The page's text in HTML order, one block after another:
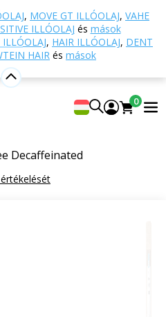
, MOVE GT ILLÓOLAJ, VAHE
ILLÓOLAJ és mások
, HAIR ILLÓOLAJ, DENT
HAIR és mások
0
Táplálkozás és
Kávék
Fagyasztva
instant kávé
Decaffeinated